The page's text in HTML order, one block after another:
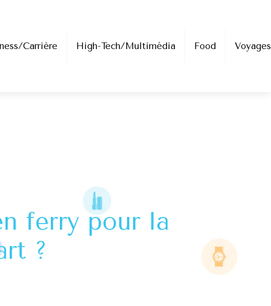
Carrière High-Tech/Multimédia Food Voyages
ferry pour la
?